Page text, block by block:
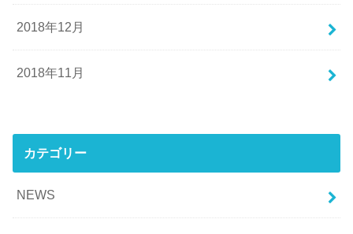
2018年12月
2018年11月
カテゴリー
NEWS